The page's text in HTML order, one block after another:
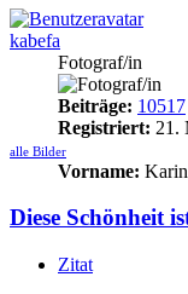
kabefa
Fotograf/in
Beiträge: 10517
Registriert: 21.
alle Bilder
Vorname: Karin
Diese Schönheit
Zitat